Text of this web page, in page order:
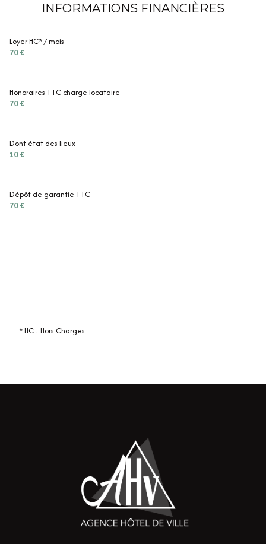
INFORMATIONS FINANCIÈRES
Loyer HC* / mois
70 €
Honoraires TTC charge locataire
70 €
Dont état des lieux
10 €
Dépôt de garantie TTC
70 €
* HC : Hors Charges